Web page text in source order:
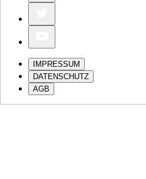
IMPRESSUM
DATENSCHUTZ
AGB